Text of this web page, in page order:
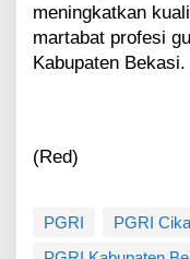
meningkatkan
martabat profesi
Kabupaten Bekasi.
(Red)
PGRI
PGRI